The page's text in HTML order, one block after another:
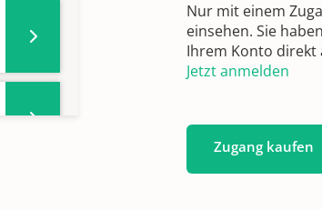
Nur mit einem
einsehen. Sie
Ihrem Konto direkt
Jetzt anmelden
Zugang kaufen